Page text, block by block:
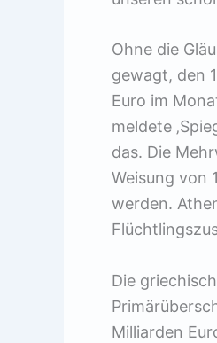
Ohne die
gewagt, den
Euro im
meldete
das. Die
Weisung von
werden.
Die
Milliarden